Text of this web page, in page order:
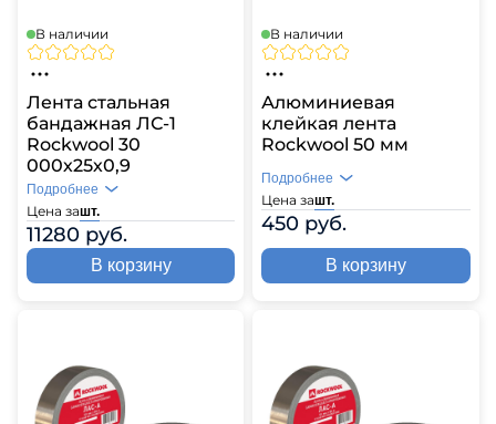
В наличии
Лента стальная
бандажная ЛС-1
Rockwool 30
000х25х0,9
Цена зашт.
11280 руб.
Подробнее
В корзину
В наличии
Алюминиевая
клейкая лента
Rockwool 50 мм
Цена зашт.
450 руб.
Подробнее
В корзину